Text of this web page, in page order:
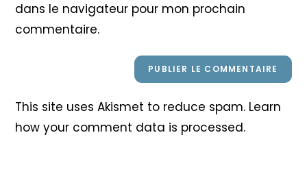
(facultatif)
dans le navigateur pour mon prochain
commentaire.
This site uses Akismet to reduce spam. Learn
how your comment data is processed.